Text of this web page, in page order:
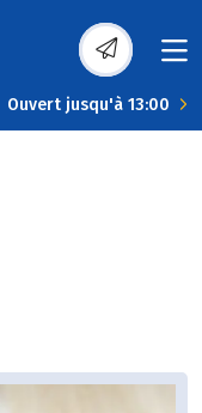
Ouvert jusqu'à 13:00